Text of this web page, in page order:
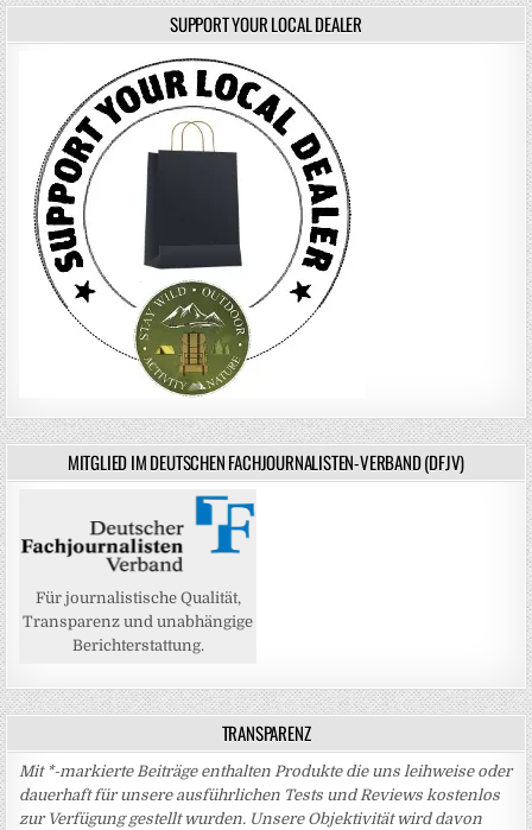
SUPPORT YOUR LOCAL DEALER
MITGLIED IM DEUTSCHEN FACHJOURNALISTEN-VERBAND (DFJV)
Für journalistische Qualität,
Transparenz und unabhängige
Berichterstattung.
TRANSPARENZ
Mit *-markierte Beiträge enthalten Produkte die uns leihweise oder
dauerhaft für unsere ausführlichen Tests und Reviews kostenlos
zur Verfügung gestellt wurden. Unsere Objektivität wird davon